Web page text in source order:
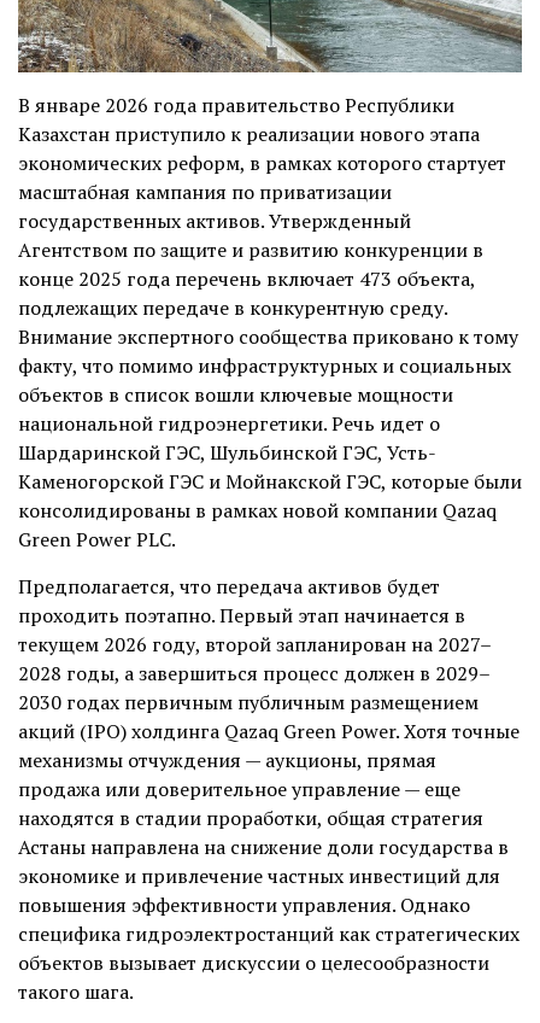
В январе 2026 года правительство Республики
Казахстан приступило к реализации нового этапа
экономических реформ, в рамках которого стартует
масштабная кампания по приватизации
государственных активов. Утвержденный
Агентством по защите и развитию конкуренции в
конце 2025 года перечень включает 473 объекта,
подлежащих передаче в конкурентную среду.
Внимание экспертного сообщества приковано к тому
факту, что помимо инфраструктурных и социальных
объектов в список вошли ключевые мощности
национальной гидроэнергетики. Речь идет о
Шардаринской ГЭС, Шульбинской ГЭС, Усть-
Каменогорской ГЭС и Мойнакской ГЭС, которые были
консолидированы в рамках новой компании Qazaq
Green Power PLC.
Предполагается, что передача активов будет
проходить поэтапно. Первый этап начинается в
текущем 2026 году, второй запланирован на 2027–
2028 годы, а завершиться процесс должен в 2029–
2030 годах первичным публичным размещением
акций (IPO) холдинга Qazaq Green Power. Хотя точные
механизмы отчуждения — аукционы, прямая
продажа или доверительное управление — еще
находятся в стадии проработки, общая стратегия
Астаны направлена на снижение доли государства в
экономике и привлечение частных инвестиций для
повышения эффективности управления. Однако
специфика гидроэлектростанций как стратегических
объектов вызывает дискуссии о целесообразности
такого шага.